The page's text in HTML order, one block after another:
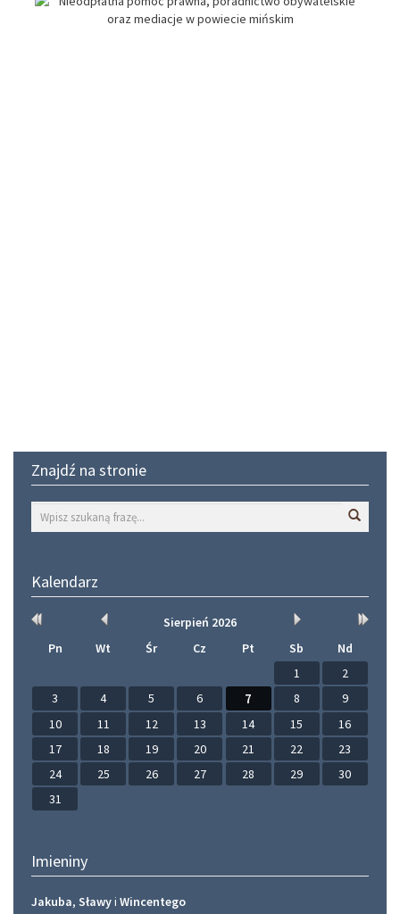
Znajdź na stronie
Kalendarz
Rok
Miesiąc
Sierpień 2026
Miesiąc
Rok
Pn Wt Śr Cz Pt Sb
Nd
1
2
3
4 5 6 7 8
9
10
11 12 13 14 15
16
17
18 19 20 21 22
23
24
25 26 27 28 29
30
31
Imieniny
Jakuba, Sławyi Wincentego